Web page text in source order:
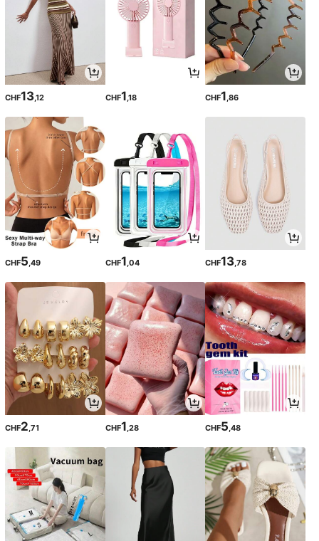
CHF13,12 CHF1 ,18 CHF1 ,86
CHF5,49 CHF1,04 CHF13,78
CHF2,71 CHF1,28 CHF5,48